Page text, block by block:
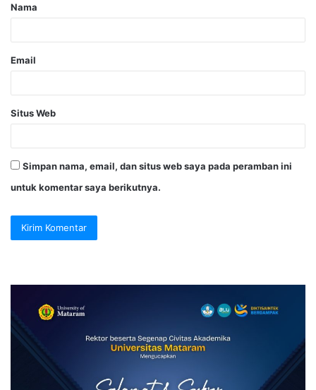
Nama
Email
Situs Web
Simpan nama, email, dan situs web saya pada peramban ini
untuk komentar saya berikutnya.